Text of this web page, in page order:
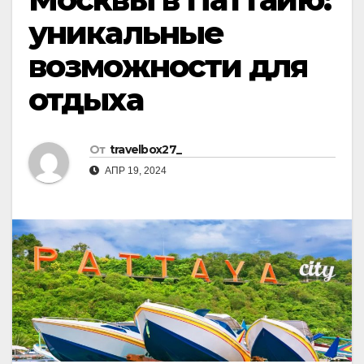
уникальные
возможности для
отдыха
От travelbox27_
АПР 19, 2024